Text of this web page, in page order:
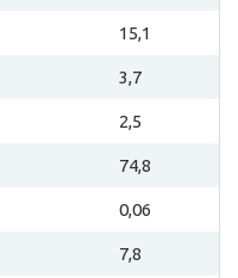
15,1
3,7
2,5
74,8
0,06
7,8